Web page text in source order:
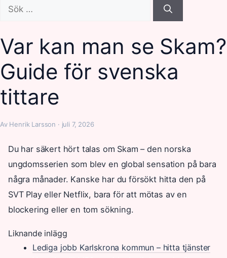
efter:
Var kan man se Skam?
Guide för svenska
tittare
Av Henrik Larsson · juli 7, 2026
Du har säkert hört talas om Skam – den norska
ungdomsserien som blev en global sensation på bara
några månader. Kanske har du försökt hitta den på
SVT Play eller Netflix, bara för att mötas av en
blockering eller en tom sökning.
Liknande inlägg
Lediga jobb Karlskrona kommun – hitta tjänster